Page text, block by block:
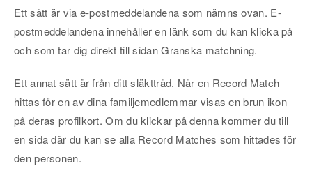
Ett sätt är via e-postmeddelandena som nämns ovan. E-
postmeddelandena innehåller en länk som du kan klicka på
och som tar dig direkt till sidan Granska matchning.
Ett annat sätt är från ditt släktträd. När en Record Match
hittas för en av dina familjemedlemmar visas en brun ikon
på deras profilkort. Om du klickar på denna kommer du till
en sida där du kan se alla Record Matches som hittades för
den personen.